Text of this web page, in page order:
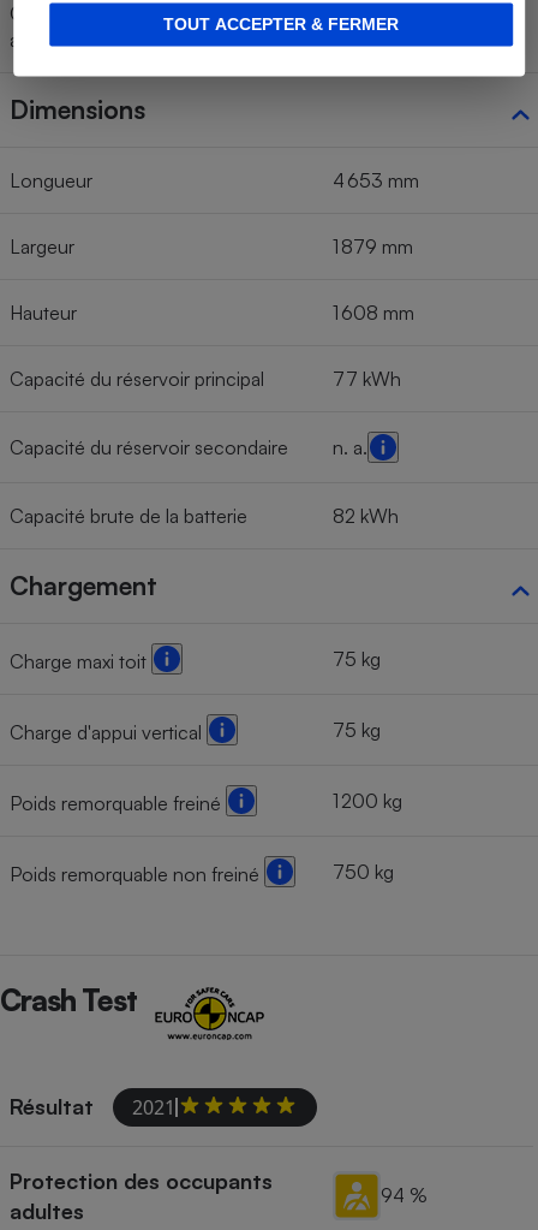
TOUT ACCEPTER & FERMER
Consommation moyenne
annoncée (cycle WLTC)
16,9 kWh/100 km
Dimensions
Longueur 4 653 mm
Largeur 1 879 mm
Hauteur 1 608 mm
Capacité du réservoir principal 77 kWh
Capacité du réservoir secondaire n. a.
Capacité brute de la batterie 82 kWh
Chargement
Charge maxi toit 75 kg
Charge d'appui vertical 75 kg
Poids remorquable freiné 1 200 kg
Poids remorquable non freiné 750 kg
Crash Test
Résultat 2021
Protection des occupants
adultes
94 %